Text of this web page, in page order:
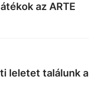
az ARTE
leletet találunk a